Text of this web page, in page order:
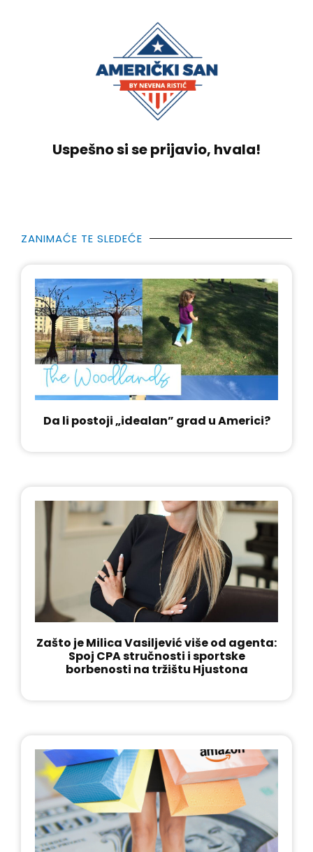
Uspešno si se prijavio, hvala!
ZANIMAĆE TE SLEDEĆE
Da li postoji „idealan” grad u Americi?
Zašto je Milica Vasiljević više od agenta:
Spoj CPA stručnosti i sportske
borbenosti na tržištu Hjustona